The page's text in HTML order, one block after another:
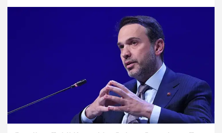
keşif, Roma Dönemi Aspendos'unda sağlık ve şifa kültlerinin
kent yaşamındaki yerine ilişkin önemli veriler ortaya koydu.